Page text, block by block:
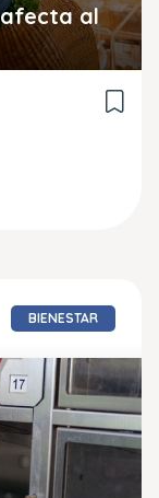
afecta al
BIENESTAR